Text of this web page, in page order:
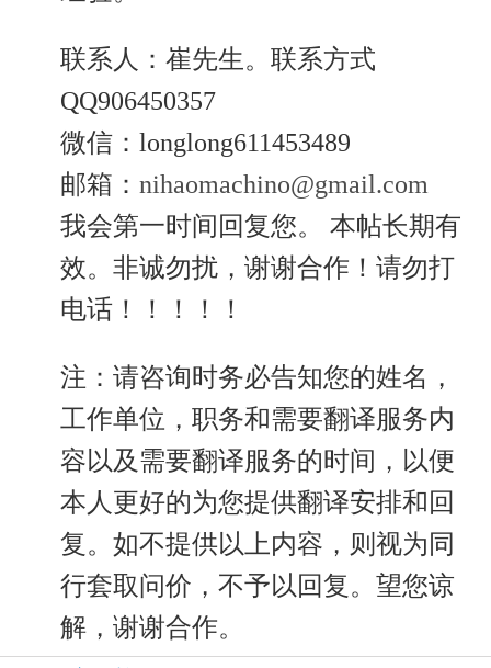
联系人：崔先生。联系方式
QQ906450357
微信：longlong611453489
邮箱： nihaomachino@gmail.com
我会第一时间回复您。 本帖长期有
效。非诚勿扰，谢谢合作！请勿打
电话！！！！！
注：请咨询时务必告知您的姓名，
工作单位，职务和需要翻译服务内
容以及需要翻译服务的时间，以便
本人更好的为您提供翻译安排和回
复。如不提供以上内容，则视为同
行套取问价，不予以回复。望您谅
解，谢谢合作。